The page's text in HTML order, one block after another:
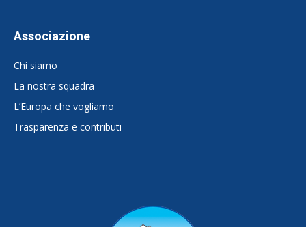
Associazione
Chi siamo
La nostra squadra
L’Europa che vogliamo
Trasparenza e contributi